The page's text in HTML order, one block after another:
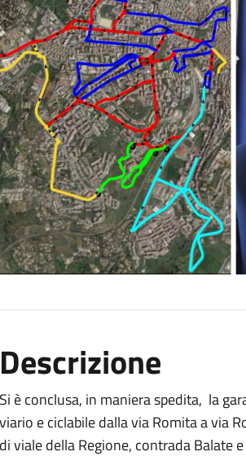
Descrizione
Si è conclusa, in maniera spedita, la
viario e ciclabile dalla via Romita a via
di viale della Regione, contrada Balate